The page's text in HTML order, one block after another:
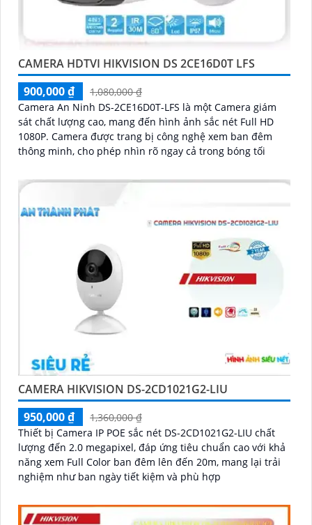
CAMERA HDTVI HIKVISION DS 2CE16D0T LFS
900,000 ₫
1,080,000 ₫
Camera An Ninh DS-2CE16D0T-LFS là một Camera giám
sát chất lượng cao, mang đến hình ảnh sắc nét Full HD
1080P. Camera được trang bị công nghệ xem ban đêm
thông minh, cho phép nhìn rõ ngay cả trong bóng tối
CAMERA HIKVISION DS-2CD1021G2-LIU
950,000 ₫
1,360,000 ₫
Thiết bị Camera IP POE sắc nét DS-2CD1021G2-LIU chất
lượng đến 2.0 megapixel, đáp ứng tiêu chuẩn cao với khả
năng xem Full Color ban đêm lên đến 20m, mang lại trải
nghiệm như ban ngày tiết kiệm và phù hợp